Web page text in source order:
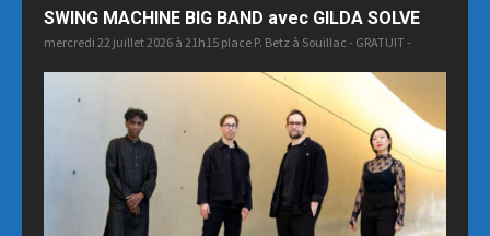
SWING MACHINE BIG BAND avec GILDA SOLVE
mercredi 22 juillet 2026 à 21h15 place P. Betz à Souillac - GRATUIT -